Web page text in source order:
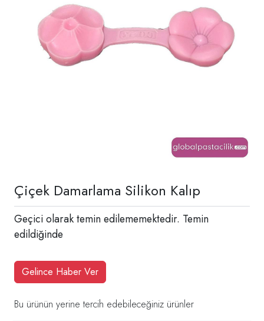
Çiçek Damarlama Silikon Kalıp
Geçici olarak temin edilememektedir. Temin
edildiğinde
Gelince Haber Ver
Bu ürünün yerine tercih edebileceğiniz ürünler